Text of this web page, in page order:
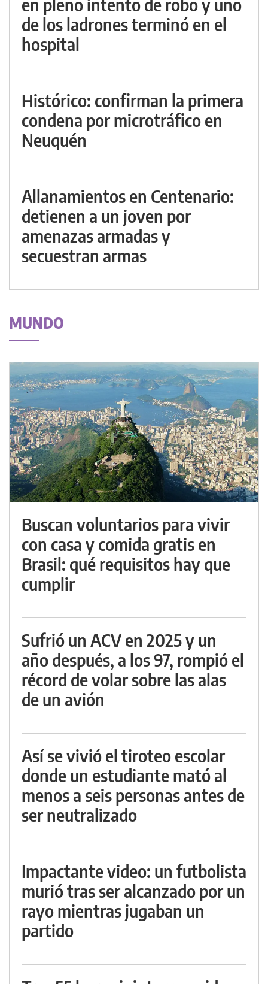
en pleno intento de robo y uno
de los ladrones terminó en el
hospital
Histórico: confirman la primera
condena por microtráfico en
Neuquén
Allanamientos en Centenario:
detienen a un joven por
amenazas armadas y
secuestran armas
MUNDO
Buscan voluntarios para vivir
con casa y comida gratis en
Brasil: qué requisitos hay que
cumplir
Sufrió un ACV en 2025 y un
año después, a los 97, rompió el
récord de volar sobre las alas
de un avión
Así se vivió el tiroteo escolar
donde un estudiante mató al
menos a seis personas antes de
ser neutralizado
Impactante video: un futbolista
murió tras ser alcanzado por un
rayo mientras jugaban un
partido